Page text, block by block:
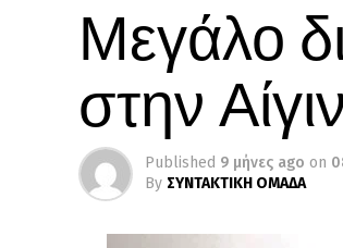
Μεγάλο
στην
Published 9 μήνες ago on
By ΣΥΝΤΑΚΤΙΚΗ ΟΜΑΔΑ